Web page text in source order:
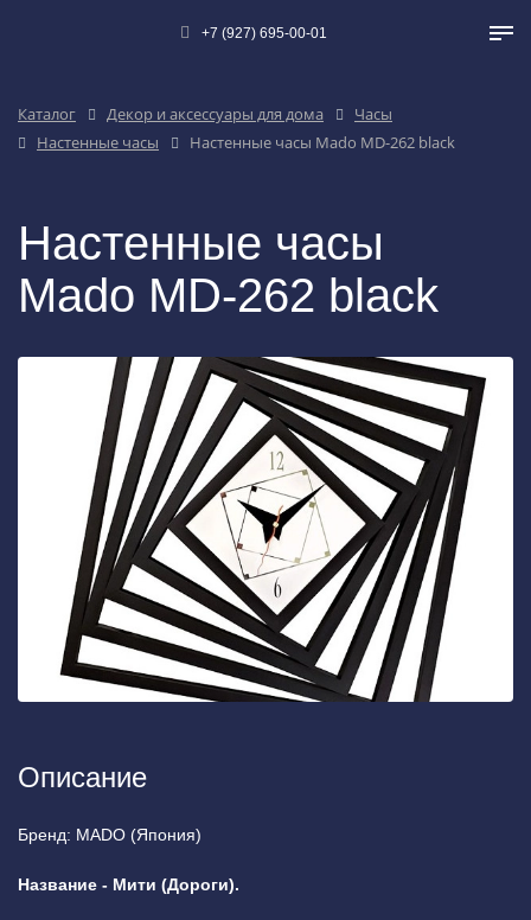
+7 (927) 695-00-01
Каталог Декор и аксессуары для дома
Часы
Настенные часы
Настенные часы Mado MD-262 black
Настенные часы
Mado MD-262 black
Описание
Бренд: МADO (Япония)
Название - Мити (Дороги).